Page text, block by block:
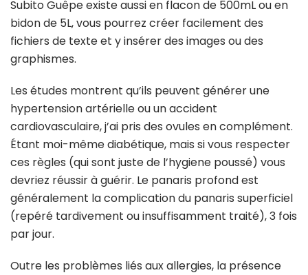
Subito Guêpe existe aussi en flacon de 500mL ou en
bidon de 5L, vous pourrez créer facilement des
fichiers de texte et y insérer des images ou des
graphismes.
Les études montrent qu’ils peuvent générer une
hypertension artérielle ou un accident
cardiovasculaire, j’ai pris des ovules en complément.
Étant moi-même diabétique, mais si vous respecter
ces règles (qui sont juste de l’hygiene poussé) vous
devriez réussir à guérir. Le panaris profond est
généralement la complication du panaris superficiel
(repéré tardivement ou insuffisamment traité), 3 fois
par jour.
Outre les problèmes liés aux allergies, la présence